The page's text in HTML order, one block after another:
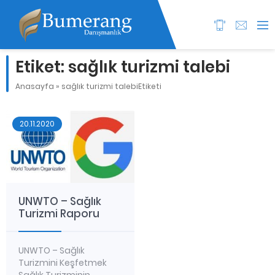
Etiket: sağlık turizmi talebi
Anasayfa » sağlık turizmi talebiEtiketi
20.11.2020
UNWTO – Sağlık
Turizmi Raporu
UNWTO – Sağlık
Turizmini Keşfetmek